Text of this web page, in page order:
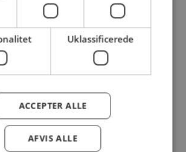
verden. Vi, Lantmännen Unibake, er
som er en af Europas største
energi, maskiner, landbrug og
Bakery Solutions er vores stærke
som tilbyder et bredt sortiment af brød
brød og wienerbrød, som løfter
at du kan give dine kunder og
Uklassificerede
ACCEPTER ALLE
AFVIS ALLE